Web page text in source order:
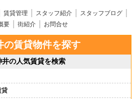
賃貸管理 スタッフ紹介
スタッフブログ
要 街紹介 お問合せ
の賃貸物件を探す
井の人気賃貸を検索
貸